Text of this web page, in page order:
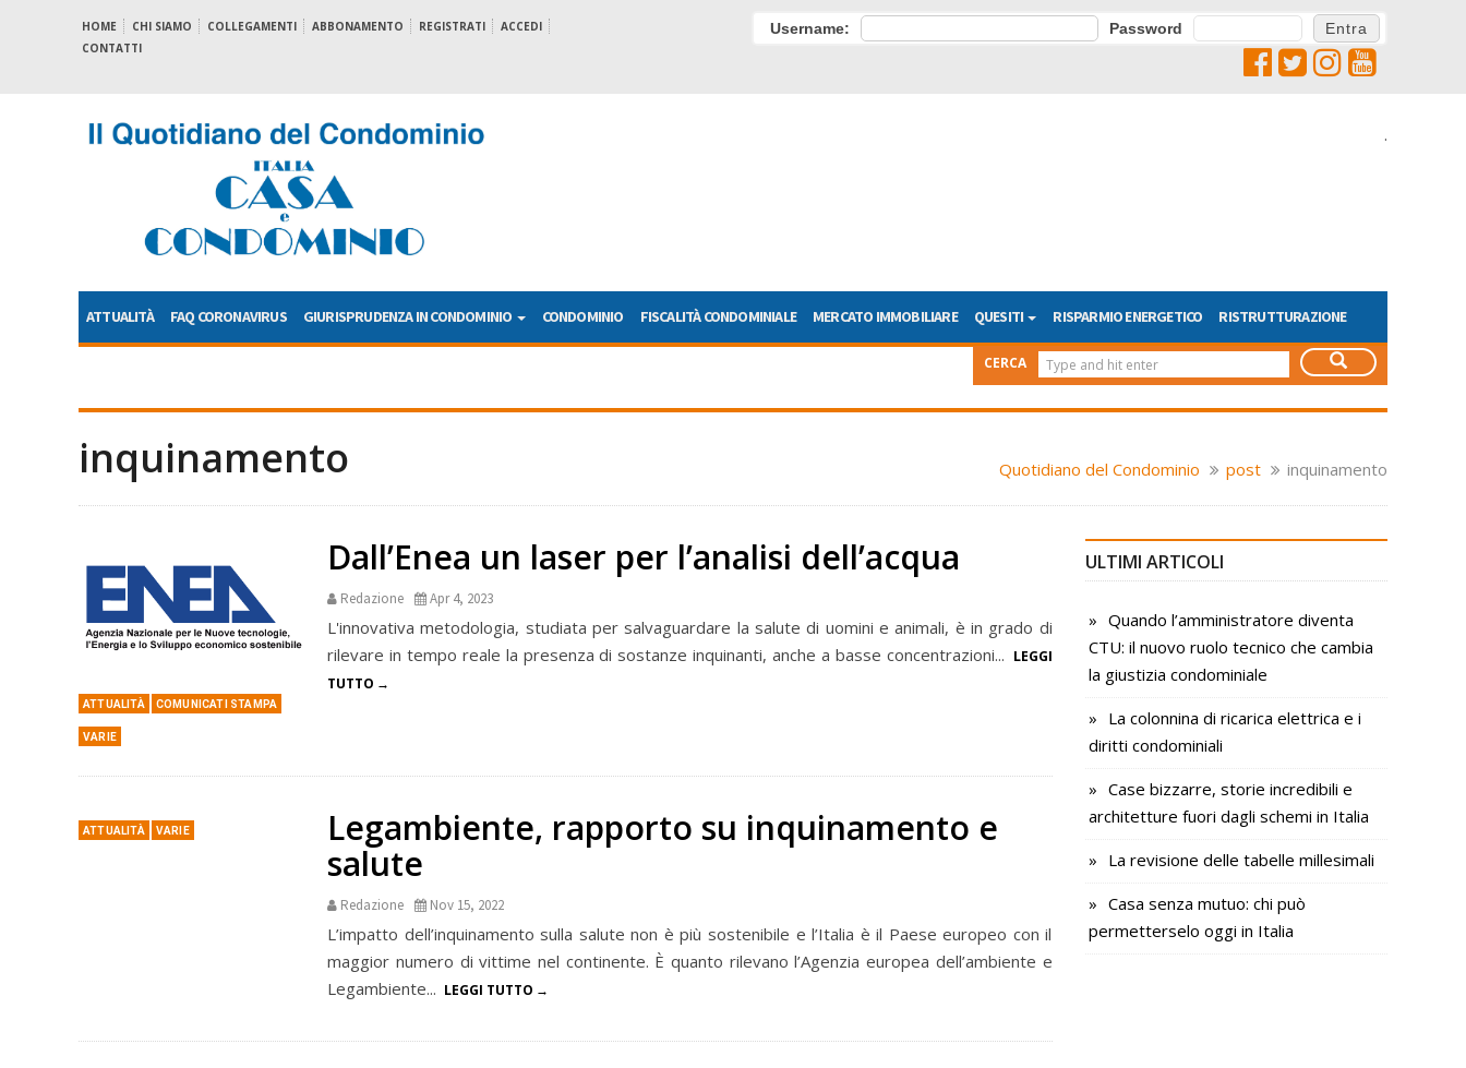
HOME CHI SIAMO COLLEGAMENTI ABBONAMENTO REGISTRATI
ACCEDI
CONTATTI
Username: Password
.
ATTUALITÀ FAQ CORONAVIRUS GIURISPRUDENZA IN CONDOMINIO CONDOMINIO FISCALITÀ CONDOMINIALE MERCATO IMMOBILIARE QUESITI RISPARMIO ENERGETICO RISTRUTTURAZIONE
CERCA
inquinamento Quotidiano del Condominio post inquinamento
ATTUALITÀ COMUNICATI STAMPA
VARIE
Dall’Enea un laser per l’analisi dell’acqua
Redazione Apr 4, 2023
L'innovativa metodologia, studiata per salvaguardare la salute di uomini e animali, è in grado di
rilevare in tempo reale la presenza di sostanze inquinanti, anche a basse concentrazioni... LEGGI
TUTTO
ATTUALITÀ VARIE
Legambiente, rapporto su inquinamento e
salute
Redazione Nov 15, 2022
L’impatto dell’inquinamento sulla salute non è più sostenibile e l’Italia è il Paese europeo con il
maggior numero di vittime nel continente. È quanto rilevano l’Agenzia europea dell’ambiente e
Legambiente... LEGGI TUTTO
ULTIMI ARTICOLI
Quando l’amministratore diventa
CTU: il nuovo ruolo tecnico che cambia
la giustizia condominiale
La colonnina di ricarica elettrica e i
diritti condominiali
Case bizzarre, storie incredibili e
architetture fuori dagli schemi in Italia
La revisione delle tabelle millesimali
Casa senza mutuo: chi può
permetterselo oggi in Italia